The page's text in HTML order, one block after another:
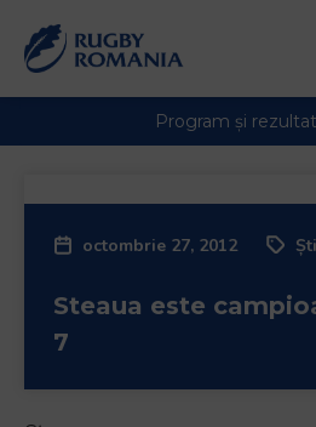
in
One
Accessibility
octombrie 27, 2012
Steaua este
7